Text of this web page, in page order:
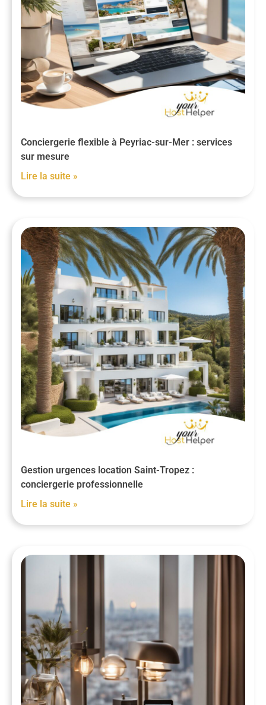
Conciergerie flexible à Peyriac-sur-Mer : services
sur mesure
Lire la suite »
Gestion urgences location Saint-Tropez :
conciergerie professionnelle
Lire la suite »